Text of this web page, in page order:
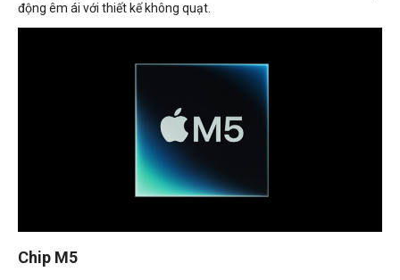
động êm ái với thiết kế không quạt.
Chip M5